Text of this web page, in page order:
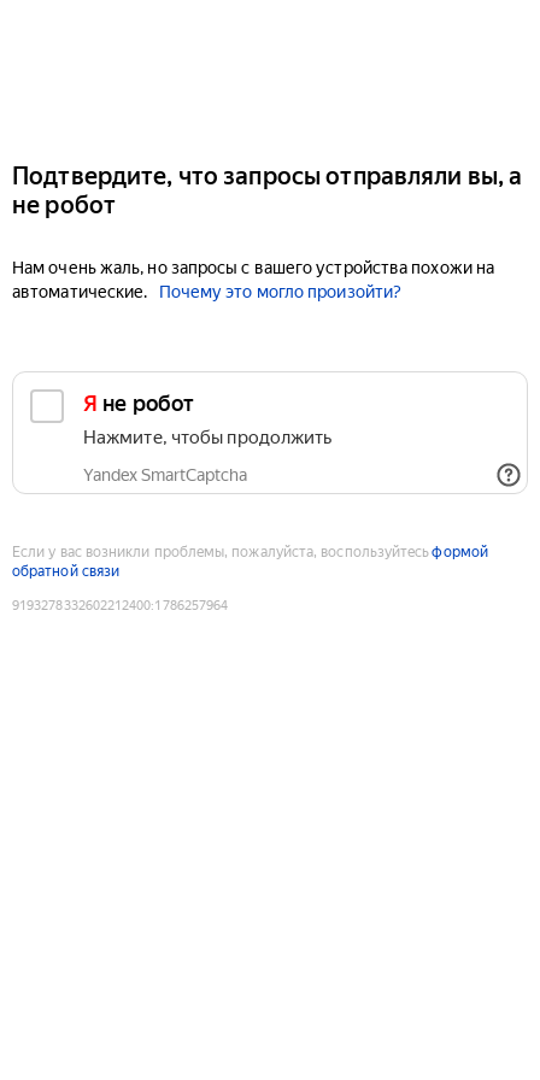
Подтвердите, что запросы отправляли вы, а
не робот
Нам очень жаль, но запросы с вашего устройства похожи на
автоматические.
Почему это могло произойти?
Я не робот
Нажмите, чтобы продолжить
Yandex SmartCaptcha
Если у вас возникли проблемы, пожалуйста, воспользуйтесьформой
обратной связи
9193278332602212400:1786257964